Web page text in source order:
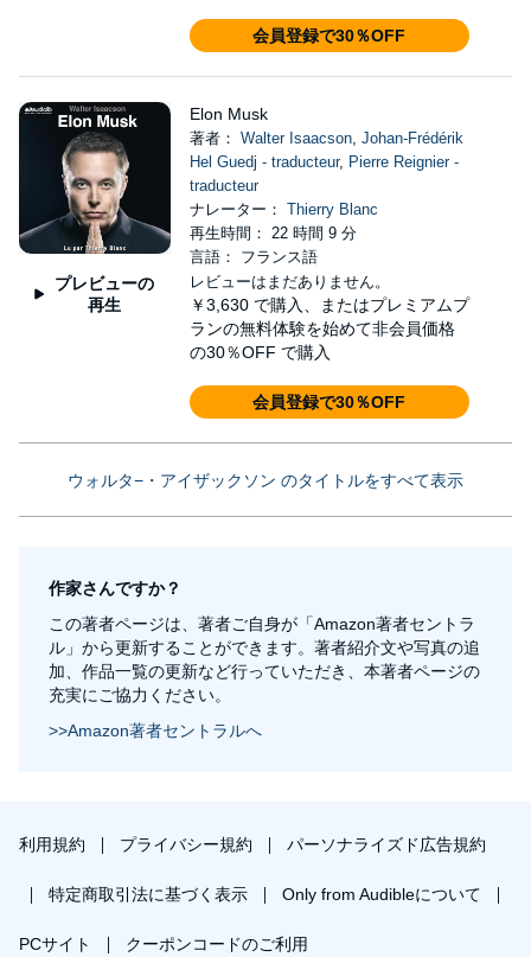
会員登録で30％OFF
プレビューの
再生
Elon Musk
著者： Walter Isaacson, Johan-Frédérik
Hel Guedj - traducteur, Pierre Reignier -
traducteur
ナレーター： Thierry Blanc
再生時間： 22 時間 9 分
言語： フランス語
レビューはまだありません。
￥3,630 で購入、またはプレミアムプ
ランの無料体験を始めて非会員価格
の30％OFF で購入
会員登録で30％OFF
ウォルタ−・アイザックソン のタイトルをすべて表示
作家さんですか？
この著者ページは、著者ご自身が「Amazon著者セントラ
ル」から更新することができます。著者紹介文や写真の追
加、作品一覧の更新など行っていただき、本著者ページの
充実にご協力ください。
>>Amazon著者セントラルへ
利用規約 プライバシー規約 パーソナライズド広告規約
特定商取引法に基づく表示 Only from Audibleについて
PCサイト クーポンコードのご利用